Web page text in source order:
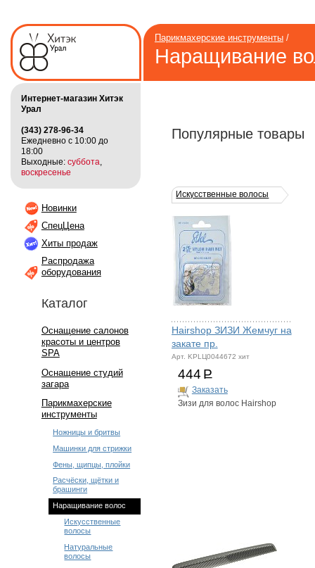
Парикмахерские инструменты/
Наращивание
Интернет-магазин Хитэк
Урал
(343) 278-96-34
Ежедневно с 10:00 до
18:00
Выходные: суббота
воскресенье
Новинки
СпецЦена
Хиты продаж
Распродажа
оборудования
Каталог
Оснащение салонов
красоты и центров
SPA
Оснащение студий
загара
Парикмахерские
инструменты
Ножницы и бритвы
Машинки для стрижки
Фены, щипцы, плойки
Расчёски, щётки и
брашинги
Наращивание волос
Искусственные
волосы
Натуральные
волосы
Популярные товары
Hairshop ЗИЗИ Жемчуг на
закате пр.
Арт. KPLЦ0044672 хит
444 Р
Заказать
Зизи для волос Hairshop
Искусственные волосы